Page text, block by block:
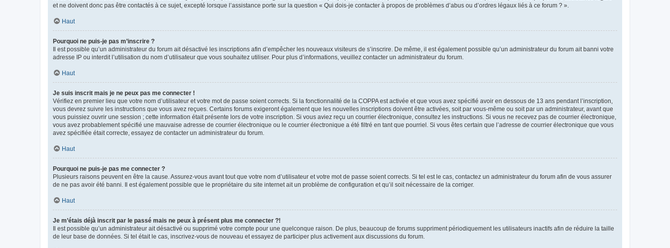
et ne doivent donc pas être contactés à ce sujet, excepté lorsque l’assistance porte sur la question « Qui dois-je contacter à propos de problèmes d’abus ou d’ordres légaux liés à ce forum ? ».
Haut
Pourquoi ne puis-je pas m’inscrire ?
Il est possible qu’un administrateur du forum ait désactivé les inscriptions afin d’empêcher les nouveaux visiteurs de s’inscrire. De même, il est également possible qu’un administrateur du forum ait banni votre
adresse IP ou interdit l’utilisation du nom d’utilisateur que vous souhaitez utiliser. Pour plus d’informations, veuillez contacter un administrateur du forum.
Haut
Je suis inscrit mais je ne peux pas me connecter !
Vérifiez en premier lieu que votre nom d’utilisateur et votre mot de passe soient corrects. Si la fonctionnalité de la COPPA est activée et que vous avez spécifié avoir en dessous de 13 ans pendant l’inscription,
vous devrez suivre les instructions que vous avez reçues. Certains forums exigeront également que les nouvelles inscriptions doivent être activées, soit par vous-même ou soit par un administrateur, avant que
vous puissiez ouvrir une session ; cette information était présente lors de votre inscription. Si vous aviez reçu un courrier électronique, consultez les instructions. Si vous ne recevez pas de courrier électronique,
vous avez probablement spécifié une mauvaise adresse de courrier électronique ou le courrier électronique a été filtré en tant que pourriel. Si vous êtes certain que l’adresse de courrier électronique que vous
avez spécifiée était correcte, essayez de contacter un administrateur du forum.
Haut
Pourquoi ne puis-je pas me connecter ?
Plusieurs raisons peuvent en être la cause. Assurez-vous avant tout que votre nom d’utilisateur et votre mot de passe soient corrects. Si tel est le cas, contactez un administrateur du forum afin de vous assurer
de ne pas avoir été banni. Il est également possible que le propriétaire du site internet ait un problème de configuration et qu’il soit nécessaire de la corriger.
Haut
Je m’étais déjà inscrit par le passé mais ne peux à présent plus me connecter ?!
Il est possible qu’un administrateur ait désactivé ou supprimé votre compte pour une quelconque raison. De plus, beaucoup de forums suppriment périodiquement les utilisateurs inactifs afin de réduire la taille
de leur base de données. Si tel était le cas, inscrivez-vous de nouveau et essayez de participer plus activement aux discussions du forum.